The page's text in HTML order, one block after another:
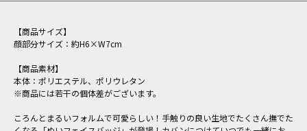
【商品サイズ】
顔部分サイズ：約H6×W7cm
【商品素材】
本体：ポリエステル、ポリウレタン
※商品には若干の個体差がございます。
ころんとまるいフォルムで可愛らしい！手触りの良い生地でたくさん撫でた